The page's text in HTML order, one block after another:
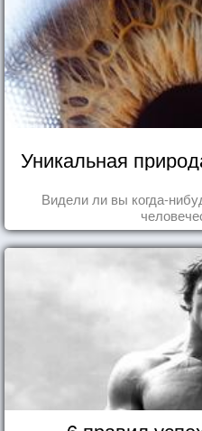
Уникальная
Видели ли вы когда-